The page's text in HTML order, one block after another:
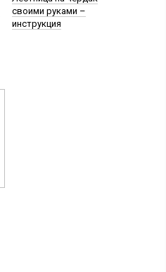
своими руками –
инструкция